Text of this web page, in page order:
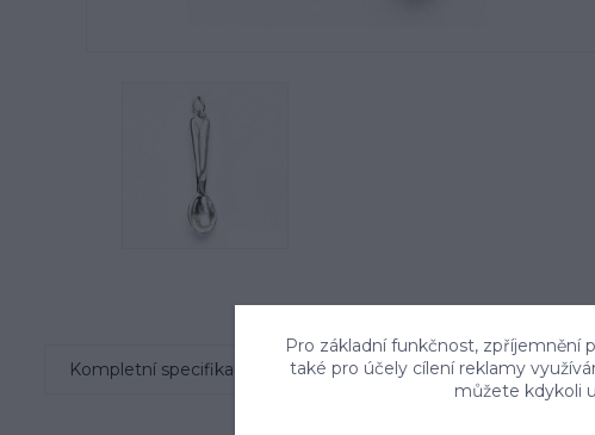
Kompletní specifikace Komentáře 0
Pro základní funkčnost, zpříjemnění
také pro účely cílení reklamy
můžete kdykoli